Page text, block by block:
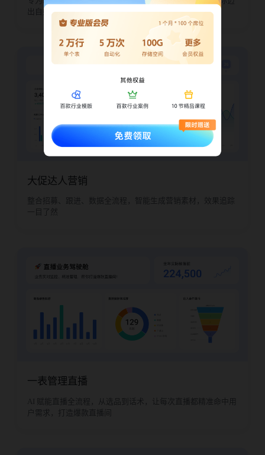
出自媒体第一步
大促达人营销
整合招募、跟进、数据全流程，智能生成营销素材，效果追踪
一目了然
一表管理直播
AI 赋能直播全流程，从选品到话术，让每次直播都精准命中用